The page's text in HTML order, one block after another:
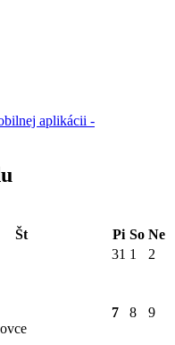
aplikácii -
Št Pi So Ne
31 1 2
7 8 9